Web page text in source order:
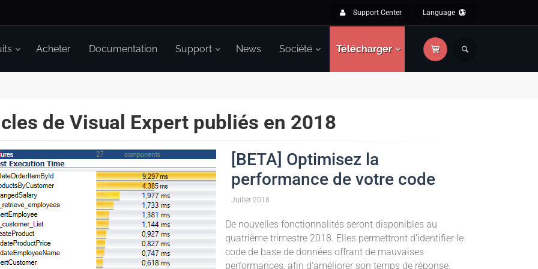
Support Center Language
Acheter Documentation Support News Société Télécharger
de Visual Expert publiés en 2018
[BETA] Optimisez la
performance de votre code
Juillet 2018
De nouvelles fonctionnalités seront disponibles au
quatrième trimestre 2018. Elles permettront d'identifier le
code de base de données offrant de mauvaises
performances, afin d'améliorer son temps de réponse.